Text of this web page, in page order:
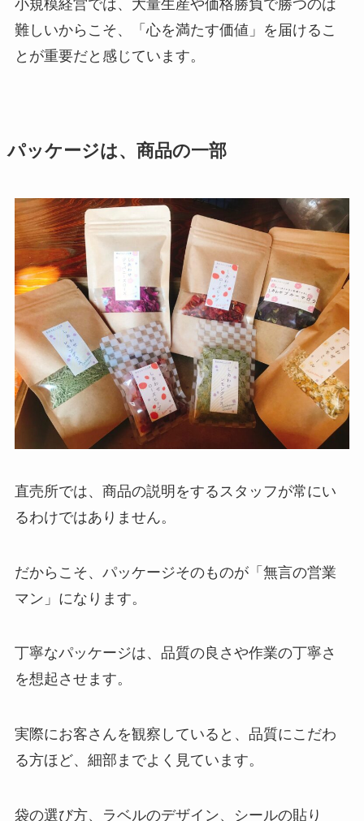
小規模経営では、大量生産や価格勝負で勝つのは
難しいからこそ、「心を満たす価値」を届けるこ
とが重要だと感じています。
パッケージは、商品の一部
直売所では、商品の説明をするスタッフが常にい
るわけではありません。
だからこそ、パッケージそのものが「無言の営業
マン」になります。
丁寧なパッケージは、品質の良さや作業の丁寧さ
を想起させます。
実際にお客さんを観察していると、品質にこだわ
る方ほど、細部までよく見ています。
袋の選び方、ラベルのデザイン、シールの貼り